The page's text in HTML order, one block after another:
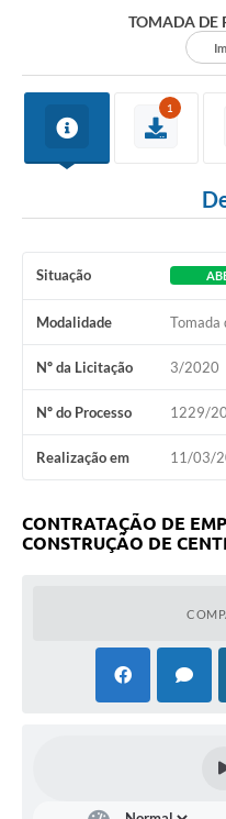
TOMADA DE
1
Situação
Modalidade Tomada
Nº da Licitação 3/2020
Nº do Processo 1229/
Realização em 11/03/
CONTRATAÇÃO DE
CONSTRUÇÃO DE